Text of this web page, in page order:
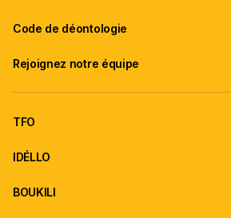
Code de déontologie
Rejoignez notre équipe
TFO
IDÉLLO
BOUKILI